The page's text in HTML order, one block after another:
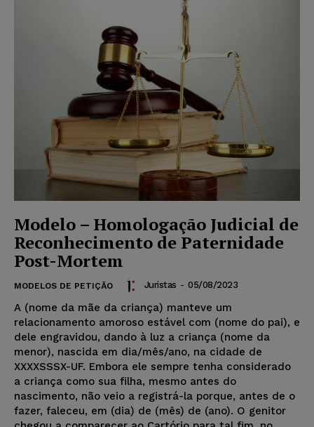
Modelo – Homologação Judicial de
Reconhecimento de Paternidade
Post-Mortem
MODELOS DE PETIÇÃO Juristas - 05/08/2023
A (nome da mãe da criança) manteve um
relacionamento amoroso estável com (nome do pai), e
dele engravidou, dando à luz a criança (nome da
menor), nascida em dia/mês/ano, na cidade de
XXXXSSSX-UF. Embora ele sempre tenha considerado
a criança como sua filha, mesmo antes do
nascimento, não veio a registrá-la porque, antes de o
fazer, faleceu, em (dia) de (mês) de (ano). O genitor